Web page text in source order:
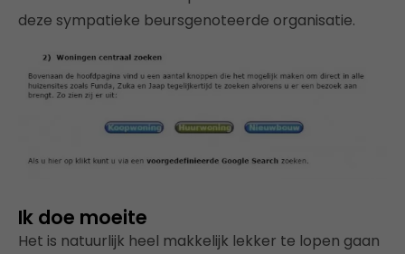
deze sympatieke beursgenoteerde organisatie.
Ik doe moeite
Het is natuurlijk heel makkelijk lekker te lopen gaan